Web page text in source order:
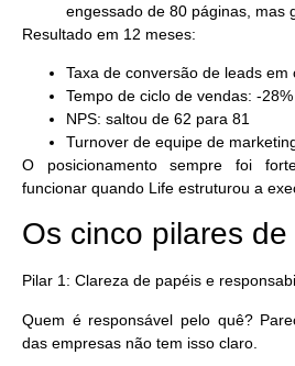
engessado de 80 páginas, mas
Resultado em 12 meses:
Taxa de conversão de leads em
Tempo de ciclo de vendas: -28%
NPS: saltou de 62 para 81
Turnover de equipe de
O posicionamento sempre foi
funcionar quando Life estruturou a
Os cinco pilares
Pilar 1: Clareza de papéis e
Quem é responsável pelo quê?
das empresas não tem isso claro.